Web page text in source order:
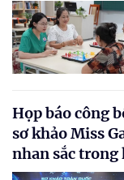
Họp báo công
sơ khảo Miss
nhan sắc trong